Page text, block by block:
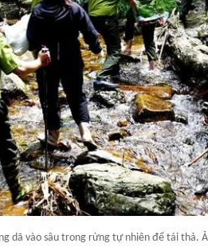
dã vào sâu trong rừng tự nhiên để tái thả.